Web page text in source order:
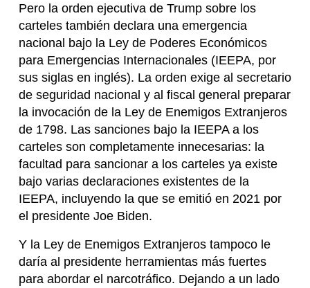
Pero la orden ejecutiva de Trump sobre los
carteles también declara una emergencia
nacional bajo la Ley de Poderes Económicos
para Emergencias Internacionales (IEEPA, por
sus siglas en inglés). La orden exige al secretario
de seguridad nacional y al fiscal general preparar
la invocación de la Ley de Enemigos Extranjeros
de 1798. Las sanciones bajo la IEEPA a los
carteles son completamente innecesarias: la
facultad para sancionar a los carteles ya existe
bajo varias declaraciones existentes de la
IEEPA, incluyendo la que se emitió en 2021 por
el presidente Joe Biden.
Y la Ley de Enemigos Extranjeros tampoco le
daría al presidente herramientas más fuertes
para abordar el narcotráfico. Dejando a un lado